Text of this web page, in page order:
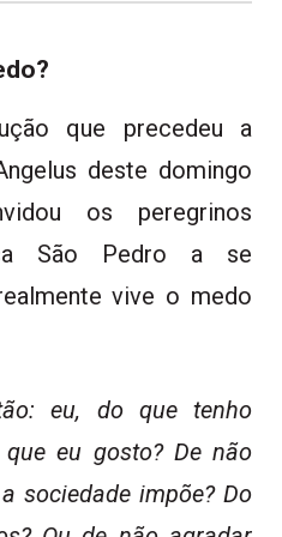
que precedeu a
deste domingo
os peregrinos
São Pedro a se
vive o medo
eu, do que tenho
eu gosto? De não
sociedade impõe? Do